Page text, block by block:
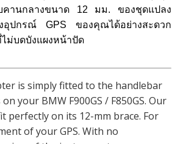
คานกลางขนาด 12 มม. ของชุดแปลง
อุปกรณ์ GPS ของคุณได้อย่างสะดวก
ม่บดบังแผงหน้าปัด
is simply fitted to the handlebar
your BMW F900GS / F850GS. Our
perfectly on its 12-mm brace. For
of your GPS. With no